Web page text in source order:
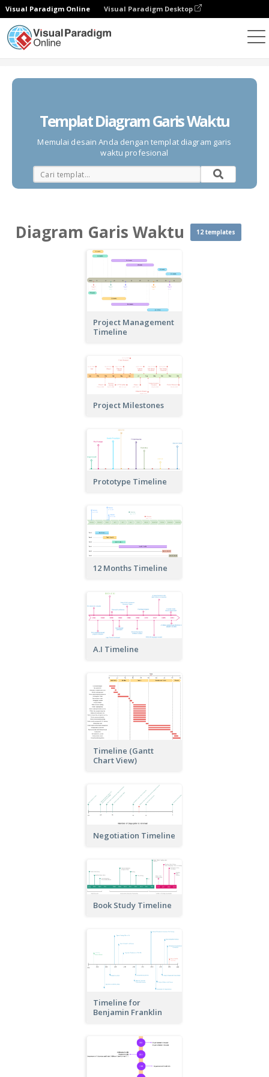
Visual Paradigm Online Visual Paradigm Desktop
Templat Diagram Garis Waktu
Memulai desain Anda dengan templat diagram garis
waktu profesional
Diagram Garis Waktu 12 templates
Project Management
Timeline
Project Milestones
Prototype Timeline
12 Months Timeline
A.I Timeline
Timeline (Gantt
Chart View)
Negotiation Timeline
Book Study Timeline
Timeline for
Benjamin Franklin